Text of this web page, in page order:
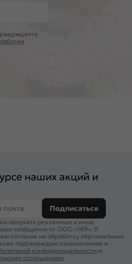
наших акций и
почта Подписаться
получать рекламные и иные
сообщения от ООО «169». Я
согласие на обработку персональных
подтверждаю ознакомление и
конфиденциальности и
соглашением